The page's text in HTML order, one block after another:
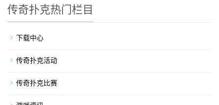
传奇扑克热门栏目
下载中心
传奇扑克活动
传奇扑克比赛